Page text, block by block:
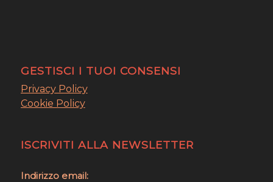
GESTISCI I TUOI CONSENSI
Privacy Policy
Cookie Policy
ISCRIVITI ALLA NEWSLETTER
Indirizzo email: